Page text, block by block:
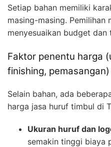
Setiap bahan memiliki
masing-masing. Pemilihan
menyesuaikan budget dan
Faktor penentu harga
finishing, pemasangan)
Selain bahan, ada
harga jasa huruf timbul di
Ukuran huruf dan
semakin tinggi biaya